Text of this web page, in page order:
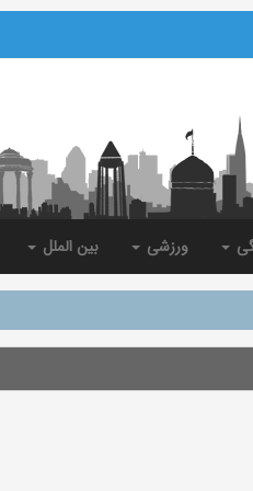
ورزشی بین الملل